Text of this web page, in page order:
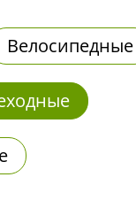
Велосипедные